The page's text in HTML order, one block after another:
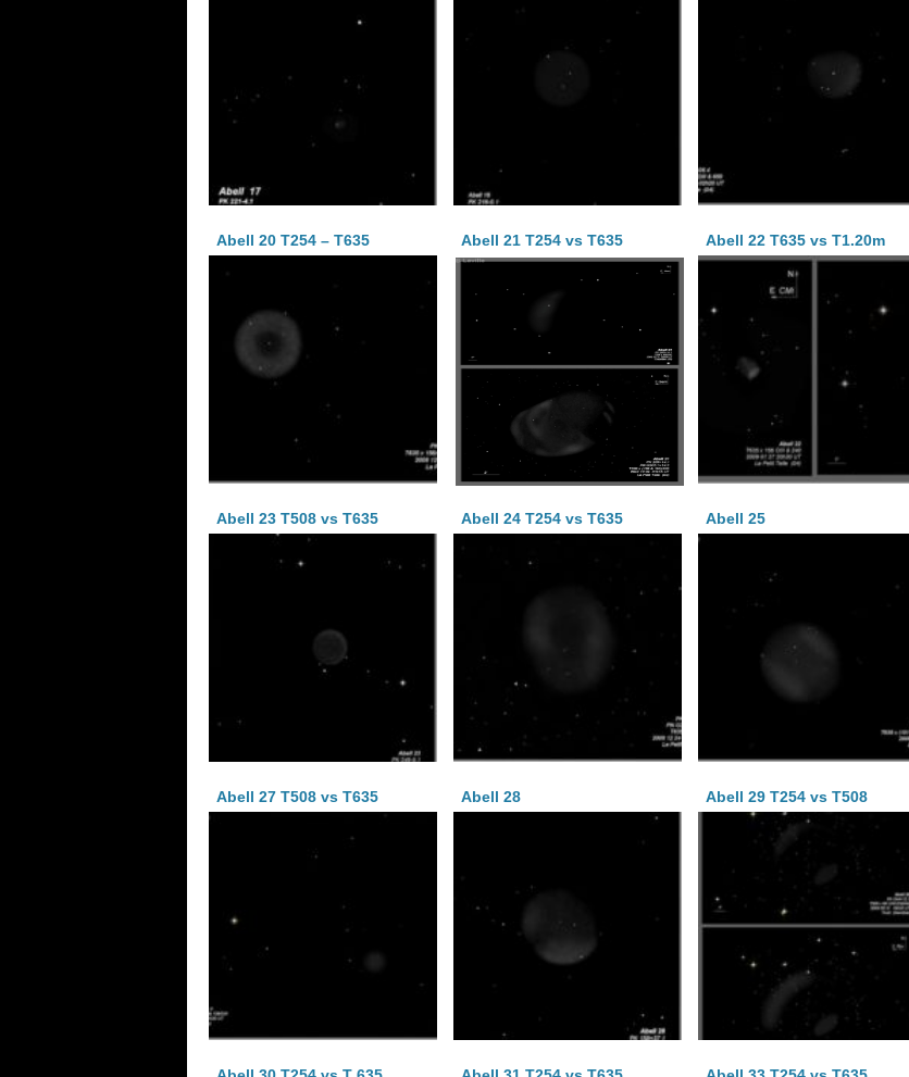
Abell 20 T254 – T635 Abell 21 T254 vs T635 Abell 22 T635 vs T1.20m
Abell 23 T508 vs T635 Abell 24 T254 vs T635 Abell 25
Abell 27 T508 vs T635 Abell 28 Abell 29 T254 vs T508